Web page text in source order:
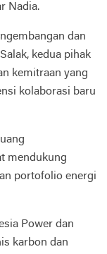
Nadia.
dan
kedua pihak
kemitraan yang
kolaborasi baru
mendukung
portofolio energi
Power dan
karbon dan